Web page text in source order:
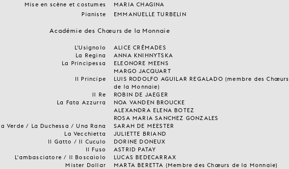
Mise en scène et costumes
MARIA CHAGINA
Pianiste
EMMANUELLE TURBELIN
Académie des Chœurs de la Monnaie
L'Usignolo
ALICE CRÉMADES
La Regina
ANNA KNIHNYTSKA
La Principessa
ELEONORE MEENS
MARGO JACQUART
Il Principe
LUIS RODOLFO AGUILAR REGALADO (membre des Chœurs
de la Monnaie)
Il Re
ROBIN DE JAEGER
La Fata Azzurra
NOA VANDEN BROUCKE
ALEXANDRA ELENA BOTEZ
ROSA MARIA SANCHEZ GONZALES
Verde / La Duchessa / Una Rana
SARAH DE MEESTER
La Vecchietta
JULIETTE BRIAND
Il Gatto / Il Cuculo
DORINE DONEUX
Il Fuso
ASTRID PATAY
L'ambasciatore / Il Boscaiolo
LUCAS BEDECARRAX
Mister Dollar
MARTA BERETTA (Membre des Chœurs de la Monnaie)